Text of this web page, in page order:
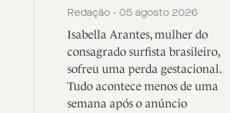
Redação - 05 agosto 2026
Isabella Arantes, mulher do
consagrado surfista brasileiro,
sofreu uma perda gestacional.
Tudo acontece menos de uma
semana após o anúncio